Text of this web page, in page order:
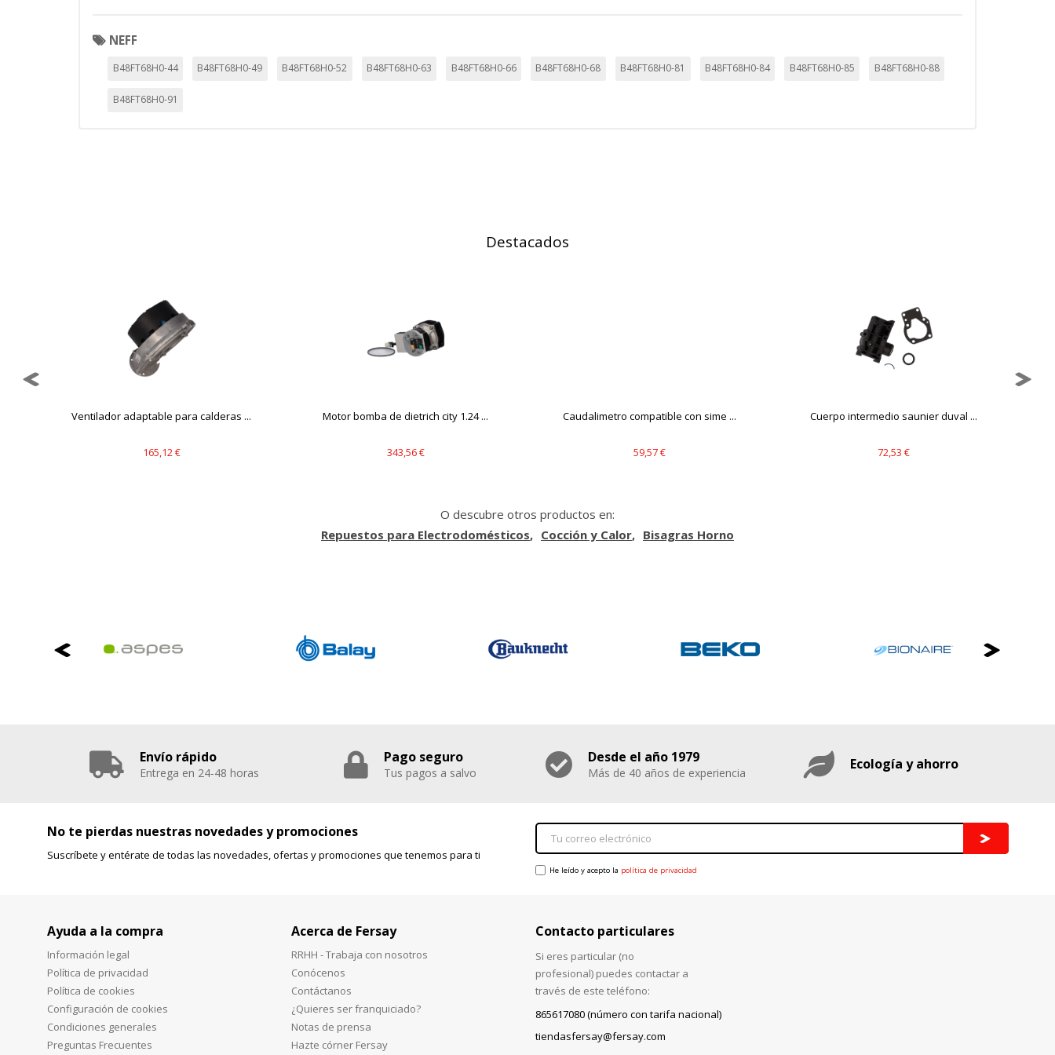
NEFF
B48FT68H0-44 B48FT68H0-49 B48FT68H0-52 B48FT68H0-63 B48FT68H0-66 B48FT68H0-68 B48FT68H0-81 B48FT68H0-84 B48FT68H0-85 B48FT68H0-88
B48FT68H0-91
Destacados
Ventilador adaptable para calderas ...
165,12 €
Motor bomba de dietrich city 1.24 ...
343,56 €
Caudalimetro compatible con sime ...
59,57 €
Cuerpo intermedio saunier duval ...
72,53 €
O descubre otros productos en:
Repuestos para Electrodomésticos
Cocción y Calor Bisagras Horno
Envío rápido
Entrega en 24-48 horas
Pago seguro
Tus pagos a salvo
Desde el año 1979
Más de 40 años de experiencia Ecología y ahorro
No te pierdas nuestras novedades y promociones
Suscríbete y entérate de todas las novedades, ofertas y promociones que tenemos para ti
He leído y acepto la política de privacidad
Ayuda a la compra
Información legal
Política de privacidad
Política de cookies
Configuración de cookies
Condiciones generales
Preguntas Frecuentes
Acerca de Fersay
RRHH - Trabaja con nosotros
Conócenos
Contáctanos
¿Quieres ser franquiciado?
Notas de prensa
Hazte córner Fersay
Contacto particulares
Si eres particular (no
profesional) puedes contactar a
través de este teléfono:
865617080 (número con tarifa nacional)
tiendasfersay@fersay.com